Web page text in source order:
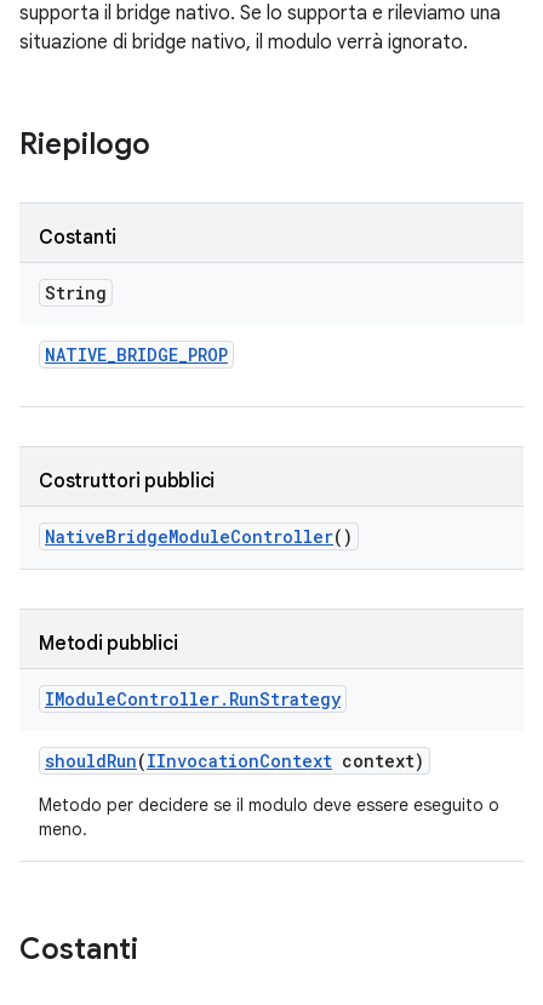
supporta il bridge nativo. Se lo supporta e rileviamo una
situazione di bridge nativo, il modulo verrà ignorato.
Riepilogo
Costanti
String
NATIVE_BRIDGE_PROP
Costruttori pubblici
NativeBridgeModuleController()
Metodi pubblici
IModuleController. RunStrategy
shouldRun(IInvocationContext context)
Metodo per decidere se il modulo deve essere eseguito o
meno.
Costanti